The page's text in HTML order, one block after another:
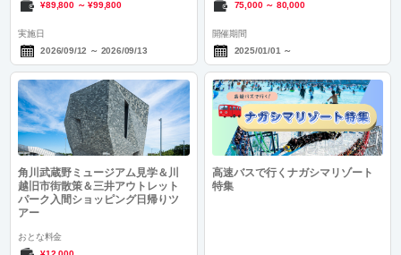
¥89,800～¥99,800
実施日
2026/09/12 ～ 2026/09/13
75,000～ 80,000
開催期間
2025/01/01 ～
角川武蔵野ミュージアム見学＆川
越旧市街散策＆三井アウトレット
パーク入間ショッピング日帰りツ
アー
おとな料金
高速バスで行くナガシマリゾート
特集